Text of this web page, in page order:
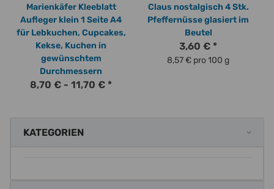
Marienkäfer Kleeblatt
Aufleger klein 1 Seite A4
für Lebkuchen, Cupcakes,
Kekse, Kuchen in
gewünschtem
Durchmessern
8,70 € - 11,70 € *
Claus nostalgisch 4 Stk.
Pfeffernüsse glasiert im
Beutel
3,60 € *
8,57 € pro 100 g
KATEGORIEN